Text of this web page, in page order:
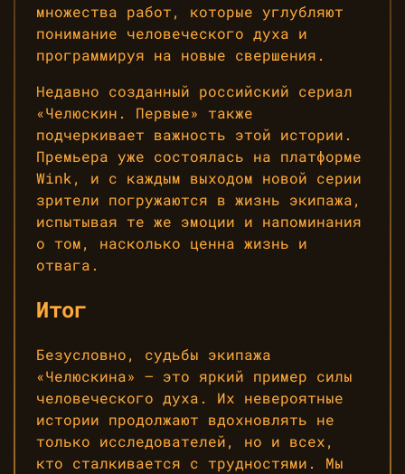
множества работ, которые углубляют
понимание человеческого духа и
программируя на новые свершения.
Недавно созданный российский сериал
«Челюскин. Первые» также
подчеркивает важность этой истории.
Премьера уже состоялась на платформе
Wink, и с каждым выходом новой серии
зрители погружаются в жизнь экипажа,
испытывая те же эмоции и напоминания
о том, насколько ценна жизнь и
отвага.
Итог
Безусловно, судьбы экипажа
«Челюскина» — это яркий пример силы
человеческого духа. Их невероятные
истории продолжают вдохновлять не
только исследователей, но и всех,
кто сталкивается с трудностями. Мы